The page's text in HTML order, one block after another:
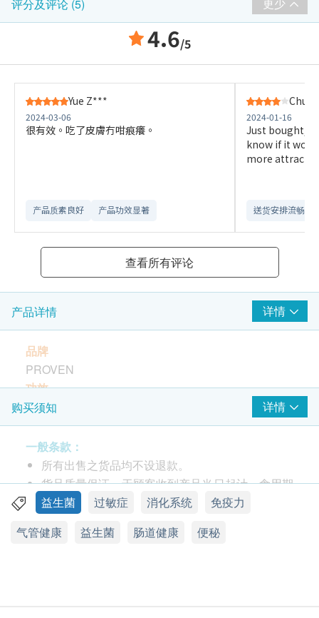
评分及评论 (5)
4.6/5
Yue Z***
2024-03-06
很有效。吃了皮膚冇咁痕癢。
产品质素良好 产品功效显著
Chu
2024-01-16
Just bought,
know if it
more
送货安排流畅
查看所有评论
产品详情 详情
品牌
PROVEN
功效
医学级黄金比例配方「Lab4AD 免疫抗敏精准配方」
9种活益菌+ 益生元，发挥协同效果
独家研发的「Lab4AD 免疫抗敏精准配方」- 包括专利
唾液乳杆菌、鼠李糖乳杆菌LGG、副干酪杆菌、多种
双歧杆菌(比菲德氏菌)、长双歧杆菌及青春双歧杆菌
— 9 种活性益生菌+ 益生元— 医学黄金比例配方，有
以下功效：
抗敏感
购买须知 详情
一般条款：
所有出售之货品均不设退款。
货品质量保证，于顾客收到产品当日起计，食用期
应最少有9个月或以上。
如有任何争议，Pony Supermarket 及 健康网购
益生菌 过敏症 消化系统
免疫力
气管健康
益生菌 肠道健康 便秘